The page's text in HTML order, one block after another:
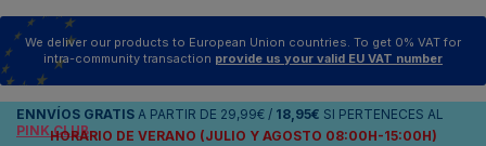
We deliver our products to European Union countries. To get 0% VAT for
intra-community transaction provide us your valid EU VAT number
ENNVÍOS GRATIS A PARTIR DE 29,99€ / 18,95€ SI PERTENECES AL
PINK CLUB
HORARIO DE VERANO (JULIO Y AGOSTO 08:00H-15:00H)